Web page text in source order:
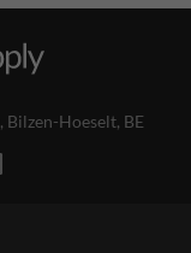
, Bilzen-Hoeselt, BE